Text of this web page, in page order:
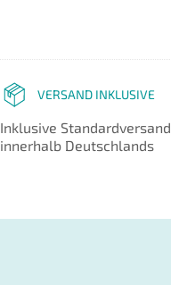
VERSAND INKLUSIVE
Inklusive Standardversand
innerhalb Deutschlands